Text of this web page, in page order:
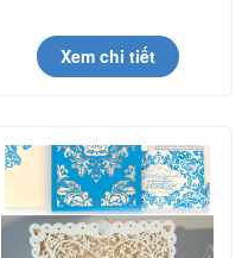
Xem chi tiết